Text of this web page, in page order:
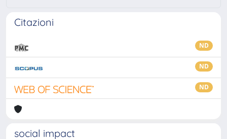
Citazioni
ND
ND
ND
social impact